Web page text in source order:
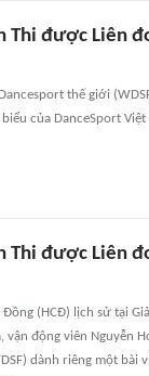
Thi được Liên
thế giới
của DanceSport Việt
Thi được Liên
(HCĐ) lịch sử tại
vận động viên Nguyễn
dành riêng một